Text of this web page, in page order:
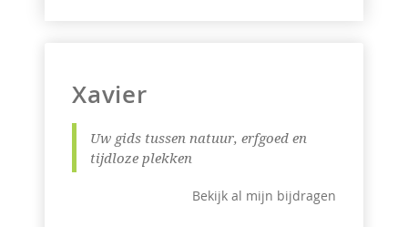
Xavier
Uw gids tussen natuur, erfgoed en
tijdloze plekken
Bekijk al mijn bijdragen